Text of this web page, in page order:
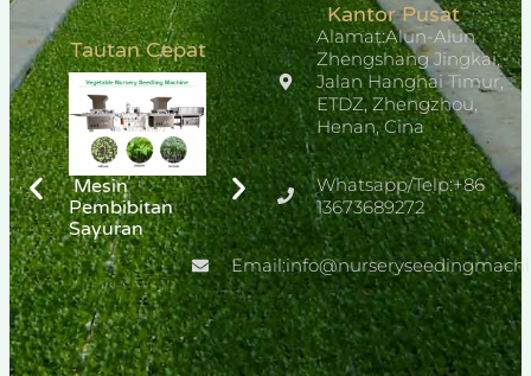
Tautan Cepat
Mesin
Pembibitan
Sayuran
Mesin
Penanaman
Tomat Tipe
Crawler
Penanaman
Tembakau
Kantor Pusat
Alamat:Alun-Alun
Zhengshang Jingkai,
Jalan Hanghai Timur,
ETDZ, Zhengzhou,
Henan, Cina
Whatsapp/Telp:+86
13673689272